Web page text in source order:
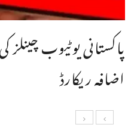
پاکستانی یوٹیوب چینلز
اضافہ ریکارڈ